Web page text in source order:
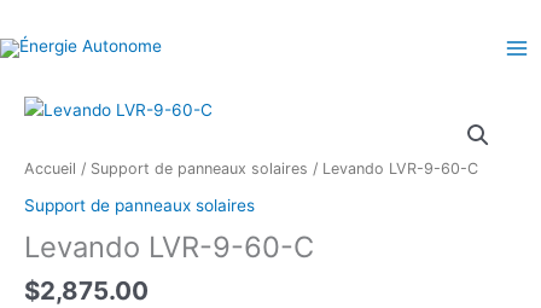
au
Accueil / Support de panneaux solaires / Levando LVR-9-60-C
Support de panneaux solaires
Levando LVR-9-60-C
$2,875.00